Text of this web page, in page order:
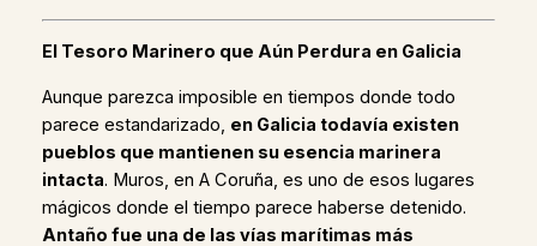
El Tesoro Marinero que Aún Perdura en Galicia
Aunque parezca imposible en tiempos donde todo
parece estandarizado, en Galicia todavía existen
pueblos que mantienen su esencia marinera
intacta. Muros, en A Coruña, es uno de esos lugares
mágicos donde el tiempo parece haberse detenido.
Antaño fue una de las vías marítimas más